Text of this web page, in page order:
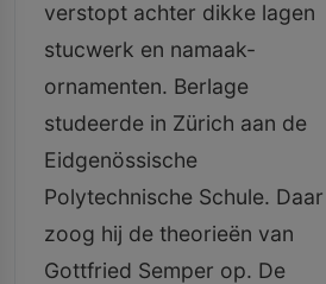
verstopt achter dikke lagen
stucwerk en namaak-
ornamenten. Berlage
studeerde in Zürich aan de
Eidgenössische
Polytechnische Schule. Daar
zoog hij de theorieën van
Gottfried Semper op. De